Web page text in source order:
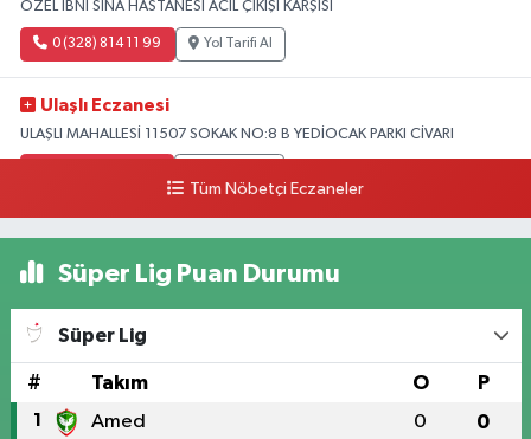
ÖZEL İBNİ SİNA HASTANESİ ACİL ÇIKIŞI KARŞISI
0 (328) 814 11 99 Yol Tarifi Al
Ulaşlı Eczanesi
ULAŞLI MAHALLESİ 11507 SOKAK NO:8 B YEDİOCAK PARKI CİVARI
Tüm Nöbetçi Eczaneler
Süper Lig Puan Durumu
Süper Lig
# Takım O P
1 Amed 0 0